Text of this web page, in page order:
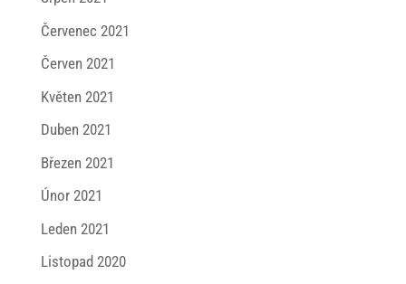
Červenec 2021
Červen 2021
Květen 2021
Duben 2021
Březen 2021
Únor 2021
Leden 2021
Listopad 2020